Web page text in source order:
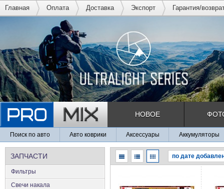
Главная Оплата Доставка Экспорт Гарантия/
НОВОЕ
Поиск по авто Авто коврики Аксессуары Аккумуляторы
ЗАПЧАСТИ
Фильтры
Свечи накала